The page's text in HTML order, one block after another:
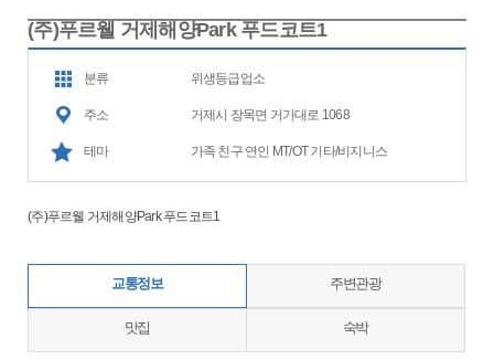
(주)푸르웰 거제해양Park 푸드코트1
분류 위생등급업소
주소 거제시 장목면 거가대로 1068
테마 가족 친구 연인 MT/OT 기타/비지니스
(주)푸르웰 거제해양Park 푸드코트1
교통정보 주변관광
맛집 숙박